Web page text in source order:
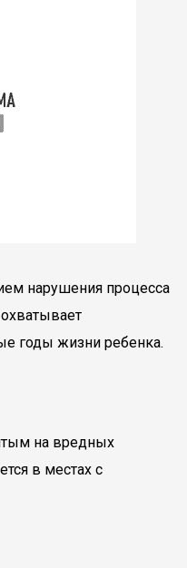
нарушения процесса
годы жизни ребенка.
на вредных
в местах с